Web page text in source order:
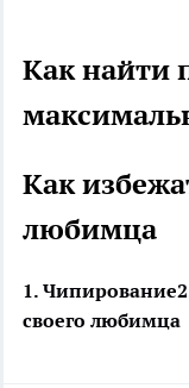
Как найти
Как
любимца
1. Чипирование
своего любимца